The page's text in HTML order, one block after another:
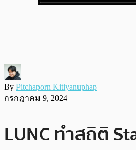
By Pitchaporn Kitiyanuphap
กรกฎาคม 9, 2024
LUNC ทำสถิติ